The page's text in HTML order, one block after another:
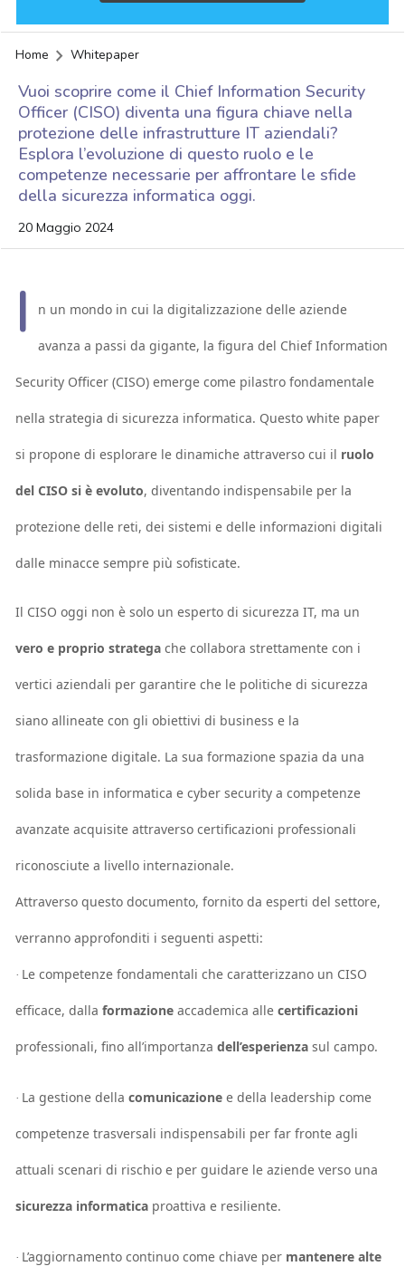
Home Whitepaper
Vuoi scoprire come il Chief Information Security
Officer (CISO) diventa una figura chiave nella
protezione delle infrastrutture IT aziendali?
Esplora l’evoluzione di questo ruolo e le
competenze necessarie per affrontare le sfide
della sicurezza informatica oggi.
20 Maggio 2024
I n un mondo in cui la digitalizzazione delle aziende
avanza a passi da gigante, la figura del Chief Information
Security Officer (CISO) emerge come pilastro fondamentale
nella strategia di sicurezza informatica. Questo white paper
si propone di esplorare le dinamiche attraverso cui il ruolo
del CISO si è evoluto, diventando indispensabile per la
protezione delle reti, dei sistemi e delle informazioni digitali
dalle minacce sempre più sofisticate.
Il CISO oggi non è solo un esperto di sicurezza IT, ma un
vero e proprio strategache collabora strettamente con i
vertici aziendali per garantire che le politiche di sicurezza
siano allineate con gli obiettivi di business e la
trasformazione digitale. La sua formazione spazia da una
solida base in informatica e cyber security a competenze
avanzate acquisite attraverso certificazioni professionali
riconosciute a livello internazionale.
Attraverso questo documento, fornito da esperti del settore,
verranno approfonditi i seguenti aspetti:
· Le competenze fondamentali che caratterizzano un CISO
efficace, dallaformazioneaccademica allecertificazioni
professionali, fino all’importanzadell’esperienzasul campo.
· La gestione dellacomunicazionee della leadership come
competenze trasversali indispensabili per far fronte agli
attuali scenari di rischio e per guidare le aziende verso una
sicurezza informatica proattiva e resiliente.
· L’aggiornamento continuo come chiave per mantenere alte